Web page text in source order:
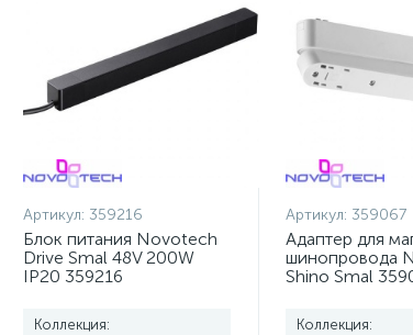
Артикул: 359216
Блок питания Novotech
Drive Smal 48V 200W
IP20 359216
Коллекция:
Артикул: 359067
Адаптер для
шинопровода
Shino Smal
Коллекция: